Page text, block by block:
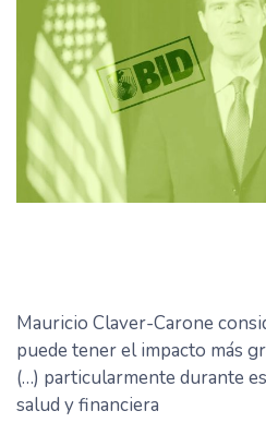
Mauricio Claver-Carone
puede tener el impacto más
(…) particularmente durante
salud y financiera